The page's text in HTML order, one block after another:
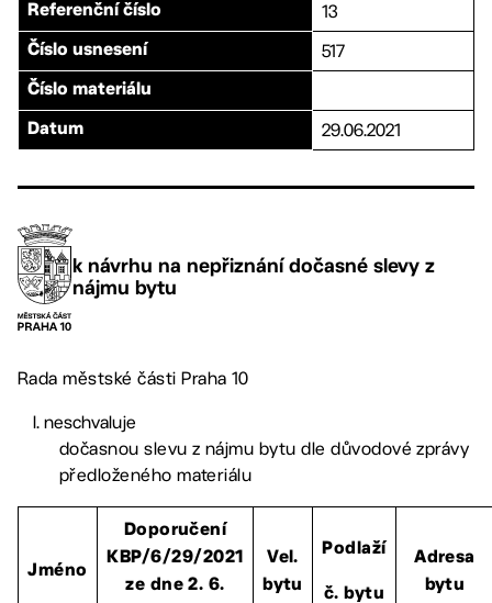
Referenční číslo 13
Číslo usnesení 517
Číslo materiálu
Datum 29.06.2021
k návrhu na nepřiznání dočasné slevy z
nájmu bytu
Rada městské části Praha 10
neschvaluje
dočasnou slevu z nájmu bytu dle důvodové zprávy
předloženého materiálu
Jméno
Doporučení
KBP/6/29/2021
ze dne 2. 6.
Vel.
bytu
Podlaží
č. bytu
Adresa
bytu